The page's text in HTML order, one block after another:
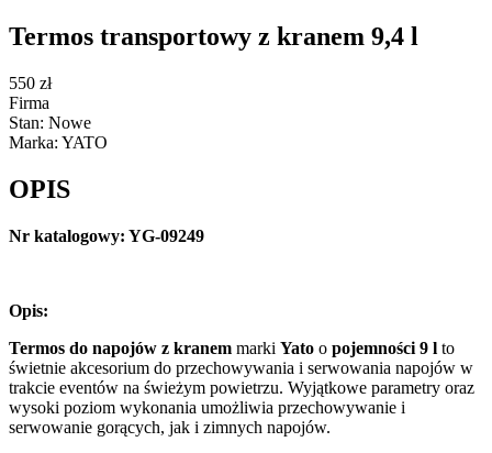
Termos transportowy z kranem 9,4 l
550 zł
Firma
Stan: Nowe
Marka: YATO
OPIS
Nr katalogowy: YG-09249
Opis:
Termos do napojów z kranem marki Yato o pojemności 9 l to
świetnie akcesorium do przechowywania i serwowania napojów w
trakcie eventów na świeżym powietrzu. Wyjątkowe parametry oraz
wysoki poziom wykonania umożliwia przechowywanie i
serwowanie gorących, jak i zimnych napojów.